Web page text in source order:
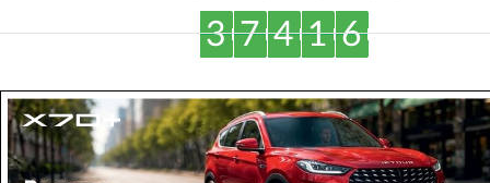
3 7 4 1 6